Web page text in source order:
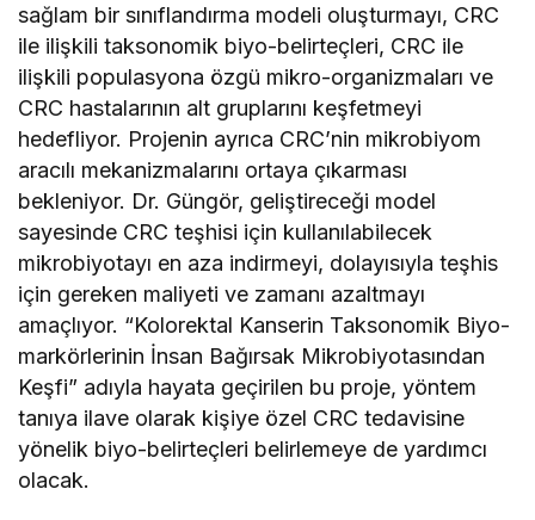
sağlam bir sınıflandırma modeli oluşturmayı, CRC
ile ilişkili taksonomik biyo-belirteçleri, CRC ile
ilişkili populasyona özgü mikro-organizmaları ve
CRC hastalarının alt gruplarını keşfetmeyi
hedefliyor. Projenin ayrıca CRC’nin mikrobiyom
aracılı mekanizmalarını ortaya çıkarması
bekleniyor. Dr. Güngör, geliştireceği model
sayesinde CRC teşhisi için kullanılabilecek
mikrobiyotayı en aza indirmeyi, dolayısıyla teşhis
için gereken maliyeti ve zamanı azaltmayı
amaçlıyor. “Kolorektal Kanserin Taksonomik Biyo-
markörlerinin İnsan Bağırsak Mikrobiyotasından
Keşfi” adıyla hayata geçirilen bu proje, yöntem
tanıya ilave olarak kişiye özel CRC tedavisine
yönelik biyo-belirteçleri belirlemeye de yardımcı
olacak.